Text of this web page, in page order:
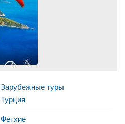
Зарубежные туры
Турция
Фетхие